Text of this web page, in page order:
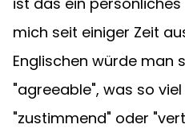
mich seit einiger Zeit
Englischen würde man
"agreeable", was so
"zustimmend" oder